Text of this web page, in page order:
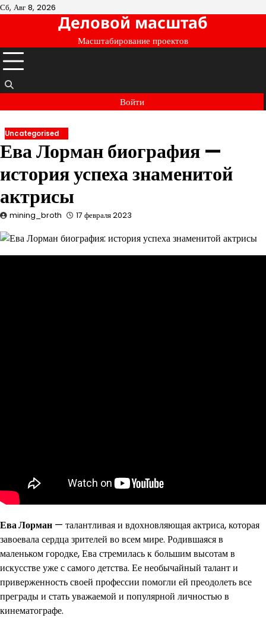
Перейти
Сб, Авг 8, 2026
Деловой масштаб
Масштабирование проектов
Войти
Uncategorised
Ева Лорман биография —
история успеха знаменитой
актрисы
mining_broth 17 февраля 2023
Ева Лорман — талантливая и вдохновляющая актриса, которая
завоевала сердца зрителей во всем мире. Родившаяся в
маленьком городке, Ева стремилась к большим высотам в
искусстве уже с самого детства. Ее необычайный талант и
приверженность своей профессии помогли ей преодолеть все
преграды и стать уважаемой и популярной личностью в
кинематографе.